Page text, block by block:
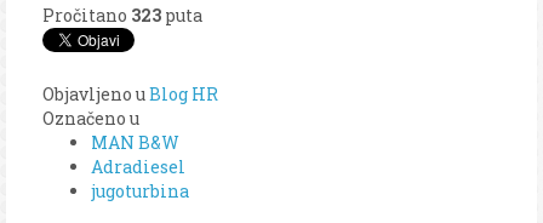
Pročitano 323 puta
Objavljeno uBlog HR
Označeno u
MAN B&W
Adradiesel
jugoturbina